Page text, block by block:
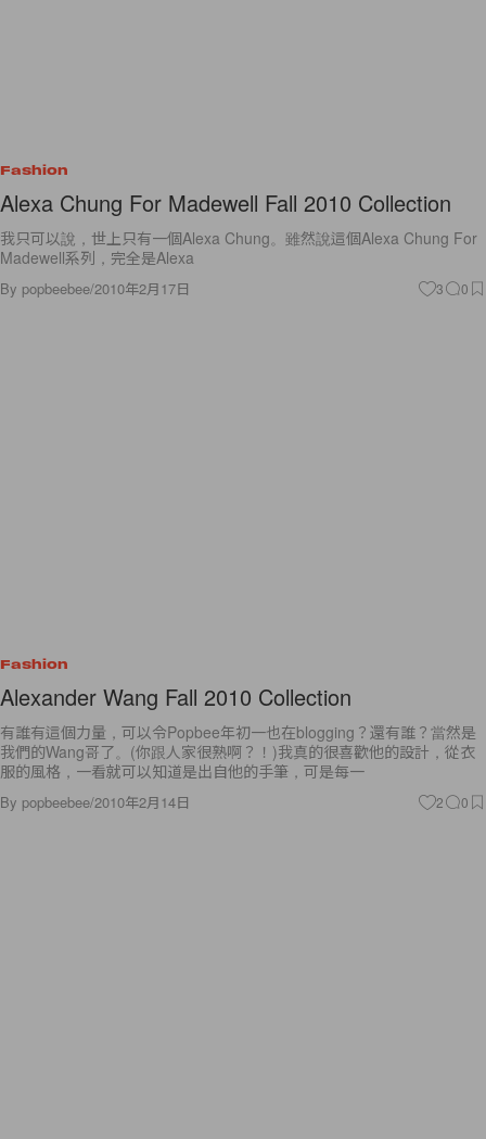
Fashion
Alexa Chung For Madewell Fall 2010 Collection
我只可以說，世上只有一個Alexa Chung。雖然說這個Alexa Chung For
Madewell系列，完全是Alexa
By popbeebee/2010年2月17日 3 0
Fashion
Alexander Wang Fall 2010 Collection
有誰有這個力量，可以令Popbee年初一也在blogging？還有誰？當然是
我們的Wang哥了。(你跟人家很熟啊？！)我真的很喜歡他的設計，從衣
服的風格，一看就可以知道是出自他的手筆，可是每一
By popbeebee/2010年2月14日 2 0